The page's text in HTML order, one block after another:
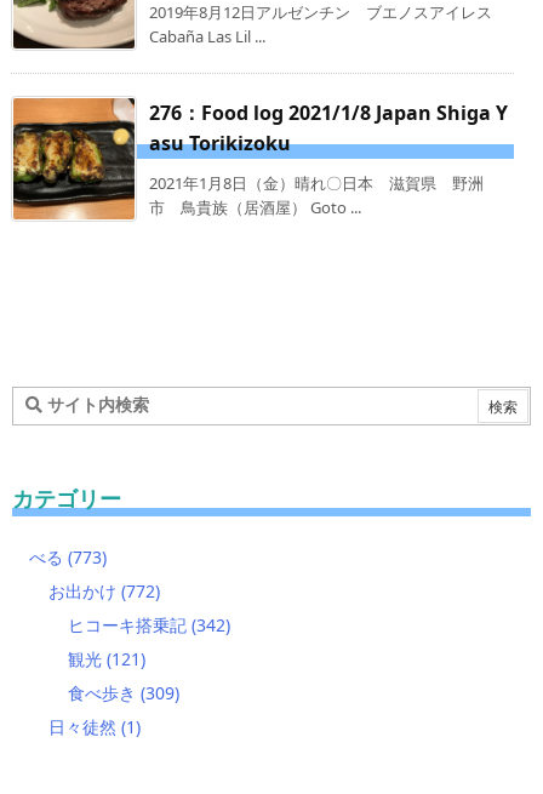
2019年8月12日アルゼンチン ブエノスアイレス
Cabaña Las Lil ...
276：Food log 2021/1/8 Japan Shiga Y
asu Torikizoku
2021年1月8日（金）晴れ〇日本 滋賀県 野洲
市 鳥貴族（居酒屋） Goto ...
カテゴリー
べる (773)
お出かけ (772)
ヒコーキ搭乗記 (342)
観光 (121)
食べ歩き (309)
日々徒然 (1)